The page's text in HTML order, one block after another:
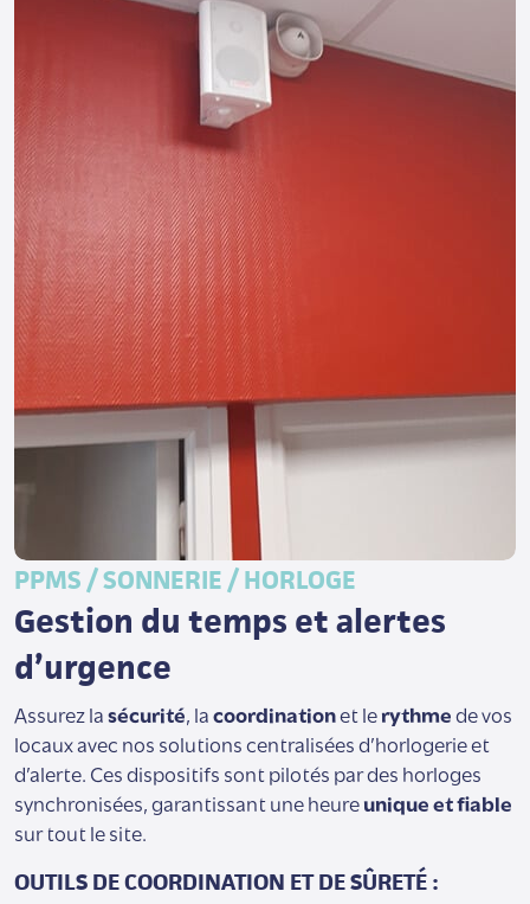
PPMS / SONNERIE / HORLOGE
Gestion du temps et alertes
d’urgence
Assurez lasécurité, lacoordinationet lerythmede vos
locaux avec nos solutions centralisées d’horlogerie et
d’alerte. Ces dispositifs sont pilotés par des horloges
synchronisées, garantissant une heureunique et fiable
sur tout le site.
OUTILS DE COORDINATION ET DE SÛRETÉ :